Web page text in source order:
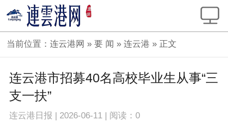
当前位置：连云港网 »要 闻 »连云港 » 正文
连云港市招募40名高校毕业生从事“三
支一扶”
连云港日报 | 2026-06-11 | 阅读：0